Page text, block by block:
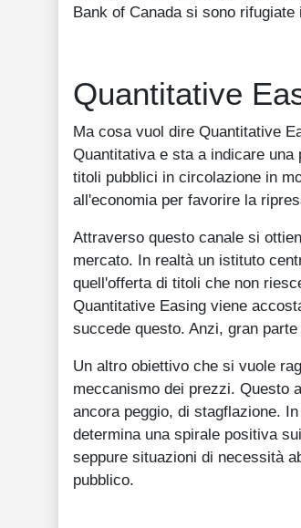
Bank of Canada si sono
Quantitative
Ma cosa vuol dire Quantitative
Quantitativa e sta a indicare una
titoli pubblici in circolazione in
all'economia per favorire la
Attraverso questo canale si
mercato. In realtà un istituto
quell'offerta di titoli che non
Quantitative Easing viene
succede questo. Anzi, gran
Un altro obiettivo che si vuole
meccanismo dei prezzi. Questo
ancora peggio, di stagflazione.
determina una spirale positiva
seppure situazioni di necessità
pubblico.